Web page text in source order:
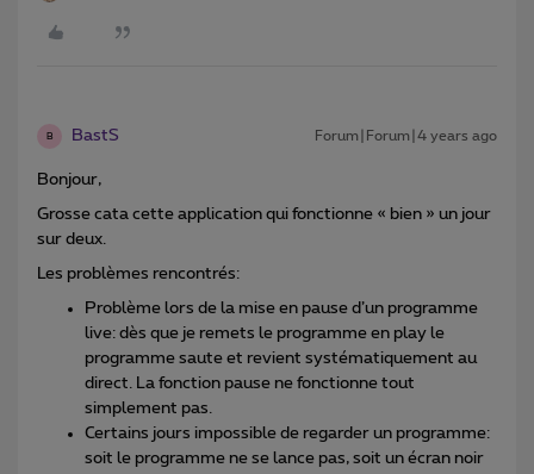
B BastS Forum|Forum|4 years ago
Bonjour,
Grosse cata cette application qui fonctionne « bien » un jour
sur deux.
Les problèmes rencontrés:
Problème lors de la mise en pause d’un programme
live: dès que je remets le programme en play le
programme saute et revient systématiquement au
direct. La fonction pause ne fonctionne tout
simplement pas.
Certains jours impossible de regarder un programme:
soit le programme ne se lance pas, soit un écran noir